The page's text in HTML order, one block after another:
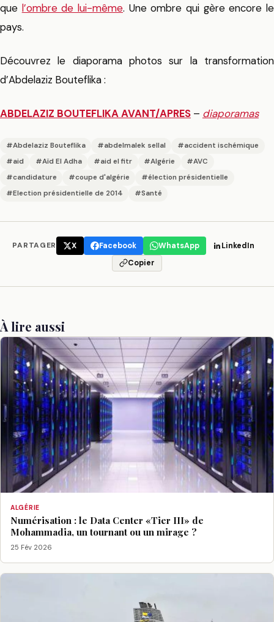
que l’ombre de lui-même. Une ombre qui gère encore le
pays.
Découvrez le diaporama photos sur la transformation
d’Abdelaziz Bouteflika :
ABDELAZIZ BOUTEFLIKA AVANT/APRES – diaporamas
#Abdelaziz Bouteflika #abdelmalek sellal
#accident ischémique
#aid
#Aïd El Adha #aid el fitr #Algérie
#AVC
#candidature
#coupe d'algérie
#élection présidentielle
#Election présidentielle de 2014
#Santé
PARTAGER X Facebook WhatsApp
LinkedIn
Copier
À lire aussi
ALGÉRIE
Numérisation : le Data Center «Tier III» de
Mohammadia, un tournant ou un mirage ?
25 Fév 2026